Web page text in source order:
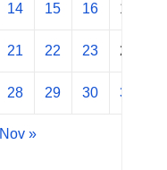
14 15 16 17
21 22 23 24
28 29 30 31
Nov »